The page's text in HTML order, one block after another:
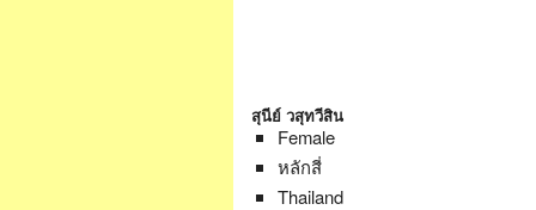
สุนีย์ วสุทวีสิน
Female
หลักสี่
Thailand